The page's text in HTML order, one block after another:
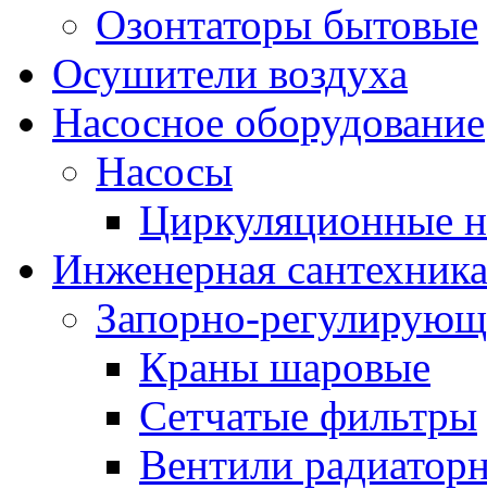
Озонтаторы бытовые
Осушители воздуха
Насосное оборудование
Насосы
Циркуляционные
Инженерная сантехника
Запорно-
Краны шаровые
Сетчатые фильтры
Вентили